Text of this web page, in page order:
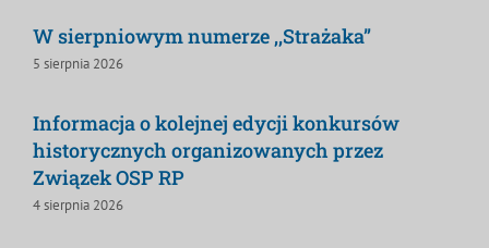
W sierpniowym numerze ,,Strażaka”
5 sierpnia 2026
Informacja o kolejnej edycji konkursów
historycznych organizowanych przez
Związek OSP RP
4 sierpnia 2026